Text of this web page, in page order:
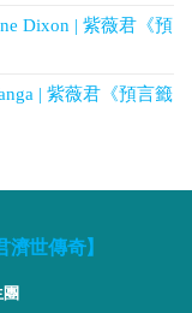
Dixon | 紫薇君《預
| 紫薇君《預言籤
濟世傳奇】